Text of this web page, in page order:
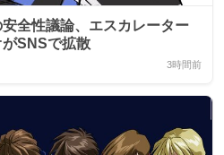
全性議論、エスカレーター
SNSで拡散
3時間前